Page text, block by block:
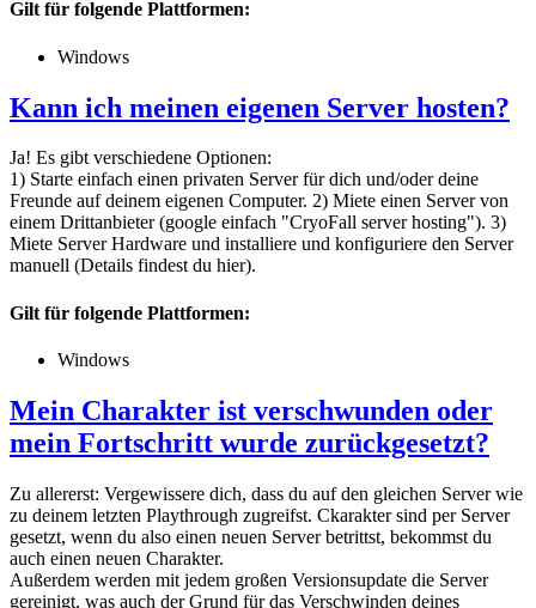
Gilt für folgende Plattformen:
Windows
Kann ich meinen eigenen Server hosten?
Ja! Es gibt verschiedene Optionen:
1) Starte einfach einen privaten Server für dich und/oder deine
Freunde auf deinem eigenen Computer. 2) Miete einen Server von
einem Drittanbieter (google einfach "CryoFall server hosting"). 3)
Miete Server Hardware und installiere und konfiguriere den Server
manuell (Details findest du hier).
Gilt für folgende Plattformen:
Windows
Mein Charakter ist verschwunden oder
mein Fortschritt wurde zurückgesetzt?
Zu allererst: Vergewissere dich, dass du auf den gleichen Server wie
zu deinem letzten Playthrough zugreifst. Ckarakter sind per Server
gesetzt, wenn du also einen neuen Server betrittst, bekommst du
auch einen neuen Charakter.
Außerdem werden mit jedem großen Versionsupdate die Server
gereinigt, was auch der Grund für das Verschwinden deines